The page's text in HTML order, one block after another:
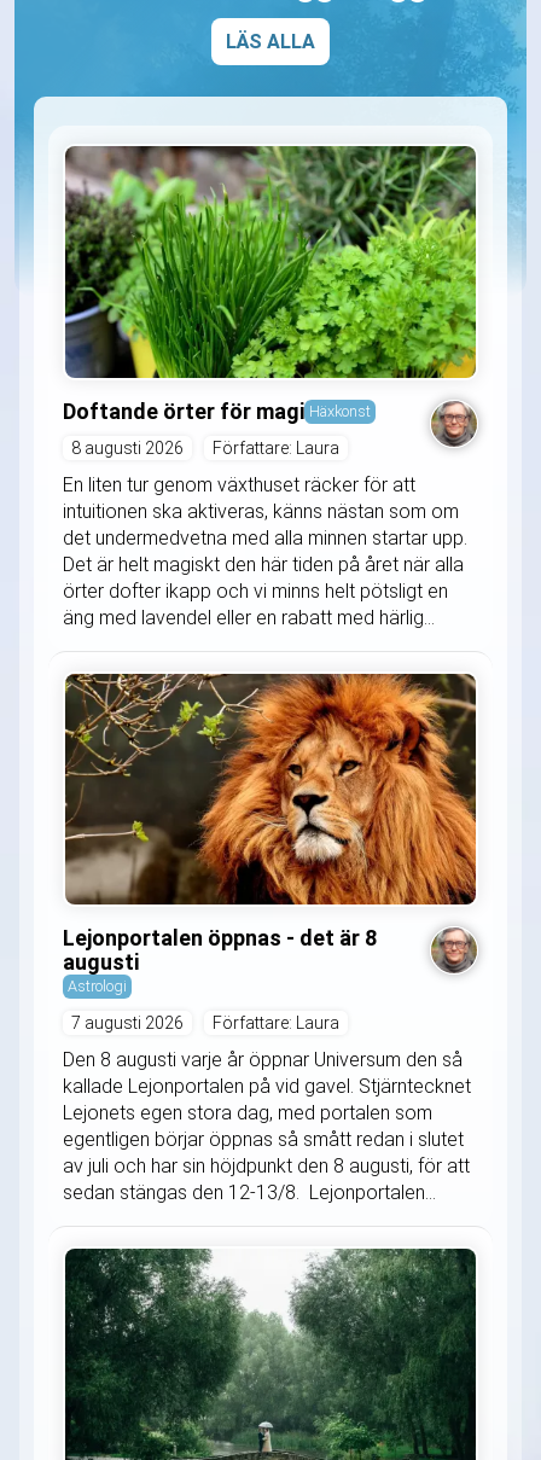
LÄS ALLA
Doftande örter för magi Häxkonst
8 augusti 2026 Författare: Laura
En liten tur genom växthuset räcker för att
intuitionen ska aktiveras, känns nästan som om
det undermedvetna med alla minnen startar upp.
Det är helt magiskt den här tiden på året när alla
örter dofter ikapp och vi minns helt pötsligt en
äng med lavendel eller en rabatt med härlig...
Lejonportalen öppnas - det är 8
augusti
Astrologi
7 augusti 2026 Författare: Laura
Den 8 augusti varje år öppnar Universum den så
kallade Lejonportalen på vid gavel. Stjärntecknet
Lejonets egen stora dag, med portalen som
egentligen börjar öppnas så smått redan i slutet
av juli och har sin höjdpunkt den 8 augusti, för att
sedan stängas den 12-13/8. Lejonportalen...